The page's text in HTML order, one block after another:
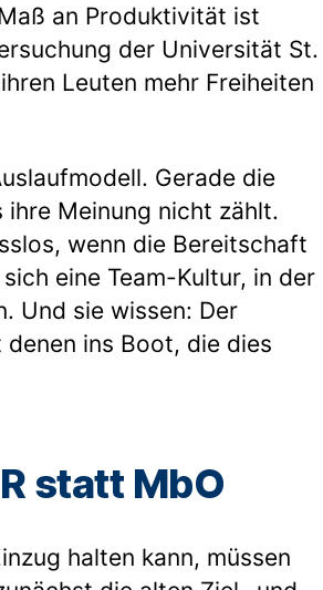
an Produktivität ist
der Universität St.
Leuten mehr Freiheiten
Gerade die
ihre Meinung nicht zählt.
wenn die Bereitschaft
eine Team-Kultur, in der
Und sie wissen: Der
ins Boot, die dies
statt MbO
halten kann, müssen